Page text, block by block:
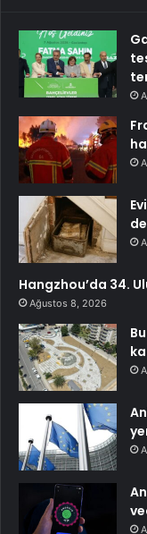
Hangzhou’da 34.
Ağustos 8, 2026